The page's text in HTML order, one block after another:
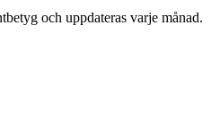
och uppdateras varje månad.